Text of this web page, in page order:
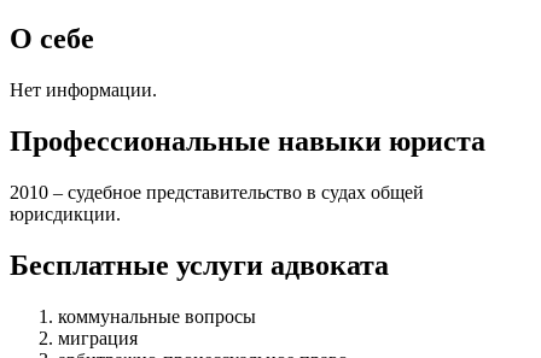
О себе
Нет информации.
Профессиональные навыки юриста
2010 – судебное представительство в судах общей
юрисдикции.
Бесплатные услуги адвоката
коммунальные вопросы
миграция